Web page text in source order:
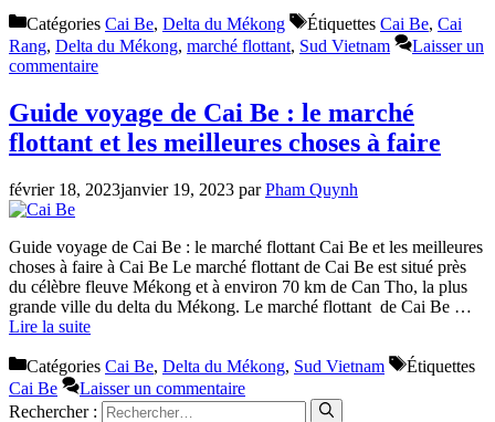
Catégories Cai Be, Delta du Mékong Étiquettes Cai Be, Cai
Rang, Delta du Mékong, marché flottant, Sud Vietnam
Laisser un
commentaire
Guide voyage de Cai Be : le marché
flottant et les meilleures choses à faire
février 18, 2023janvier 19, 2023 parPham Quynh
Guide voyage de Cai Be : le marché flottant Cai Be et les meilleures
choses à faire à Cai Be Le marché flottant de Cai Be est situé près
du célèbre fleuve Mékong et à environ 70 km de Can Tho, la plus
grande ville du delta du Mékong. Le marché flottant de Cai Be …
Lire la suite
Catégories Cai Be, Delta du Mékong, Sud Vietnam
Étiquettes
Cai Be
Laisser un commentaire
Rechercher :